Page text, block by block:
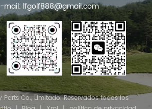
mail: lfgolf888@gmail.com
Co., Limitado. Reservados todos los